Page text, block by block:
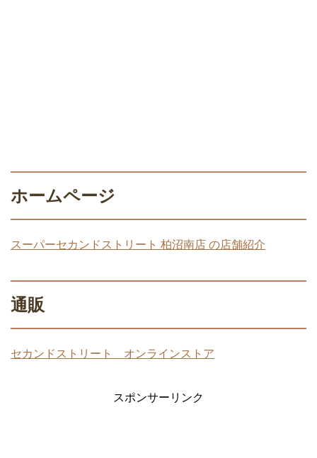
ホームページ
スーパーセカンドストリート 柏沼南店 の店舗紹介
通販
セカンドストリート オンラインストア
スポンサーリンク